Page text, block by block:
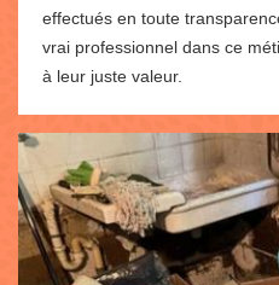
effectués en toute
vrai professionnel dans ce
à leur juste valeur.